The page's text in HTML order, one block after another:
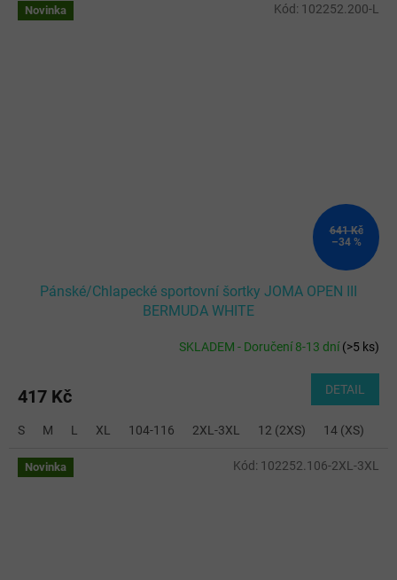
Novinka
641 Kč
–34 %
Pánské/Chlapecké sportovní šortky JOMA OPEN III
BERMUDA WHITE
SKLADEM - Doručení 8-13 dní(>5 ks)
417 Kč DETAIL
S M L XL 104-116 2XL-3XL 12 (2XS) 14 (XS)
Kód: 102252.200-L
Novinka Kód: 102252.106-2XL-3XL